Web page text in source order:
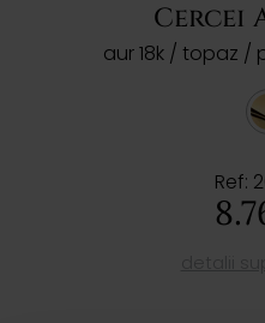
Cercei
aur 18k / topaz
Ref: